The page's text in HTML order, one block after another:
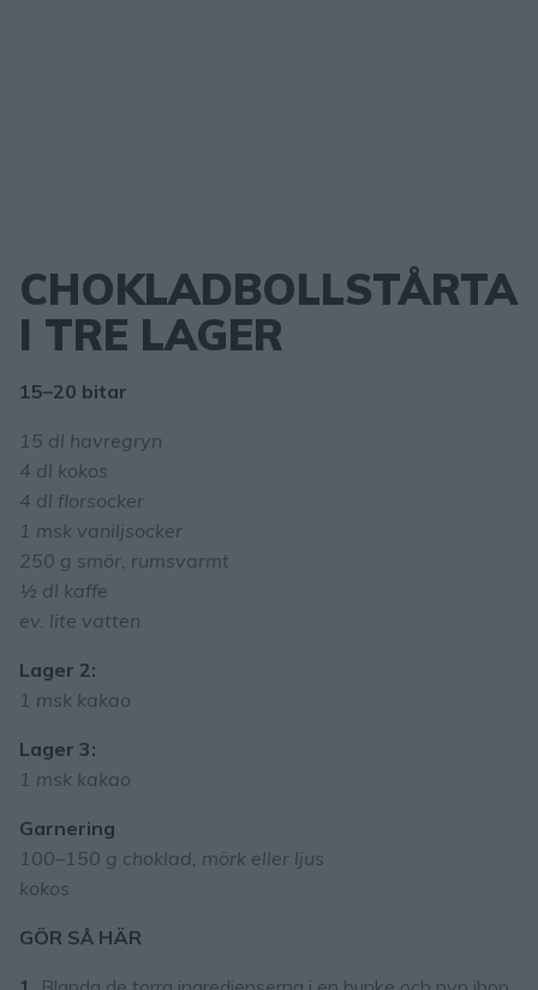
CHOKLADBOLLSTÅRTA
I TRE LAGER
15–20 bitar
15 dl havregryn
4 dl kokos
4 dl florsocker
1 msk vaniljsocker
250 g smör, rumsvarmt
½ dl kaffe
ev. lite vatten
Lager 2:
1 msk kakao
Lager 3:
1 msk kakao
Garnering
100–150 g choklad, mörk eller ljus
kokos
GÖR SÅ HÄR